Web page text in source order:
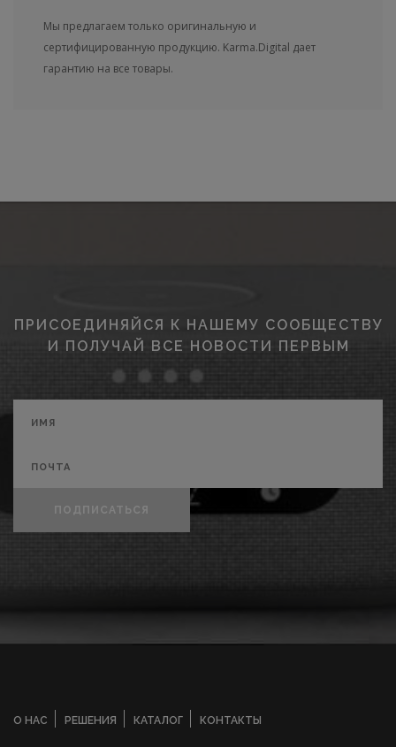
Мы предлагаем только оригинальную и
сертифицированную продукцию. Karma.Digital дает
гарантию на все товары.
ПРИСОЕДИНЯЙСЯ К НАШЕМУ СООБЩЕСТВУ
И ПОЛУЧАЙ ВСЕ НОВОСТИ ПЕРВЫМ
ПОДПИСАТЬСЯ
О НАС РЕШЕНИЯ КАТАЛОГ КОНТАКТЫ